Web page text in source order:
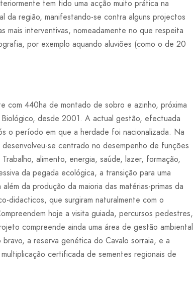
tem tido uma acção muito prática na
da região, manifestando-se contra alguns projectos
interventivas, nomeadamente no que respeita
por exemplo aquando aluviões (como o de 20
com 440ha de montado de sobro e azinho, próxima
desde 2001. A actual gestão, efectuada
o período em que a herdade foi nacionalizada. Na
se centrado no desempenho de funções
alimento, energia, saúde, lazer, formação,
da pegada ecológica, a transição para uma
da produção da maioria das matérias-primas da
didacticos, que surgiram naturalmente com o
hoje a visita guiada, percursos pedestres,
compreende ainda uma área de gestão ambiental
a reserva genética do Cavalo sorraia, e a
certificada de sementes regionais de